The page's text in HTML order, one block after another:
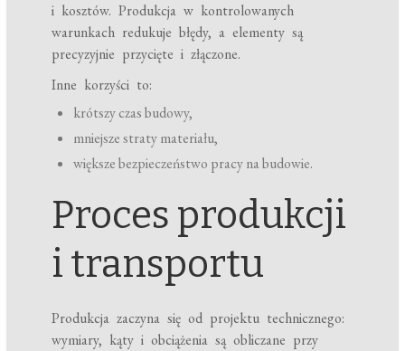
i kosztów. Produkcja w kontrolowanych
warunkach redukuje błędy, a elementy są
precyzyjnie przycięte i złączone.
Inne korzyści to:
krótszy czas budowy,
mniejsze straty materiału,
większe bezpieczeństwo pracy na budowie.
Proces produkcji
i transportu
Produkcja zaczyna się od projektu technicznego:
wymiary, kąty i obciążenia są obliczane przy